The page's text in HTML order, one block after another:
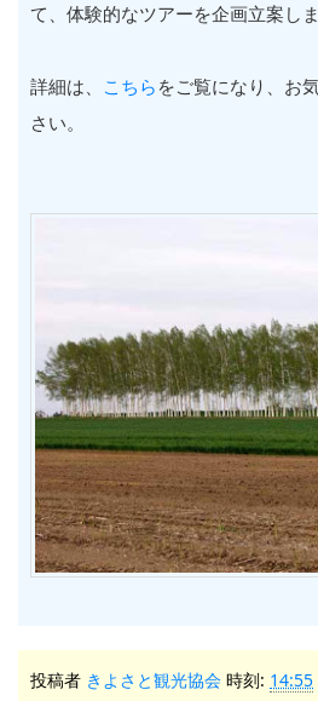
て、体験的なツアーを企画立案しま
詳細は、 こちら をご覧になり、お
さい。
投稿者 きよさと観光協会 時刻: 14:55